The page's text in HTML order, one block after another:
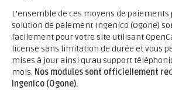
L’ensemble de ces moyens de paiements
solution de paiement Ingenico (Ogone)
facilement pour votre site utilisant
license sans limitation de durée et vous
mises à jour ainsi qu’au support
mois. Nos modules sont officiellement
Ingenico (Ogone).